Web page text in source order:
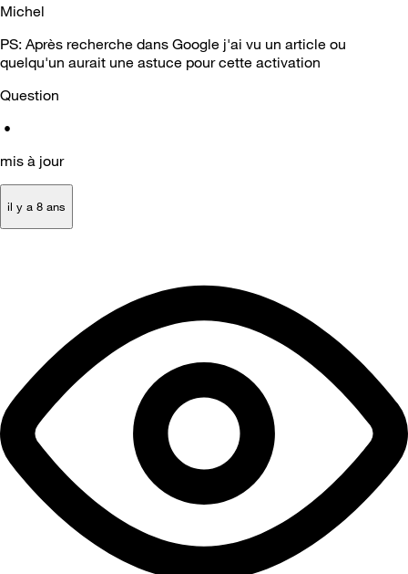
Michel
PS: Après recherche dans Google j'ai vu un article ou
quelqu'un aurait une astuce pour cette activation
Question
•
mis à jour
il y a 8 ans